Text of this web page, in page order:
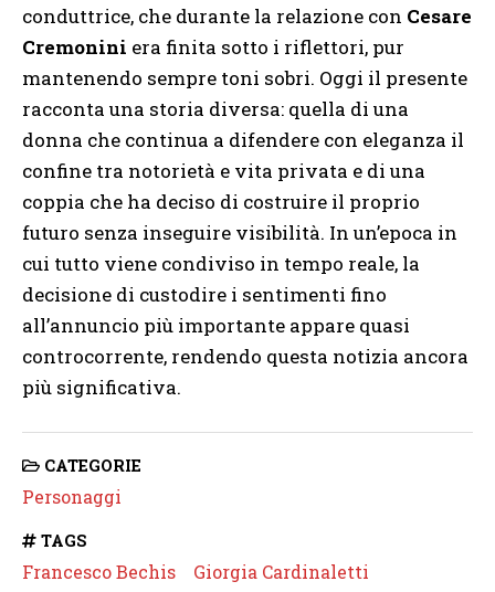
conduttrice, che durante la relazione con Cesare
Cremonini era finita sotto i riflettori, pur
mantenendo sempre toni sobri. Oggi il presente
racconta una storia diversa: quella di una
donna che continua a difendere con eleganza il
confine tra notorietà e vita privata e di una
coppia che ha deciso di costruire il proprio
futuro senza inseguire visibilità. In un’epoca in
cui tutto viene condiviso in tempo reale, la
decisione di custodire i sentimenti fino
all’annuncio più importante appare quasi
controcorrente, rendendo questa notizia ancora
più significativa.
CATEGORIE
Personaggi
TAGS
Francesco Bechis
Giorgia Cardinaletti